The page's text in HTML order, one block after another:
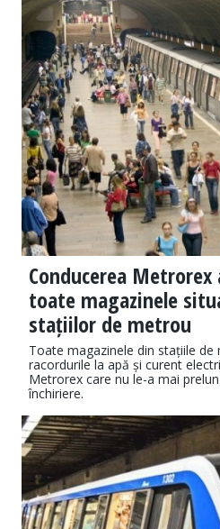
Conducerea
toate magazinele
stațiilor de metrou
Toate magazinele din stațiile
racordurile la apă și curent
Metrorex care nu le-a mai
închiriere.